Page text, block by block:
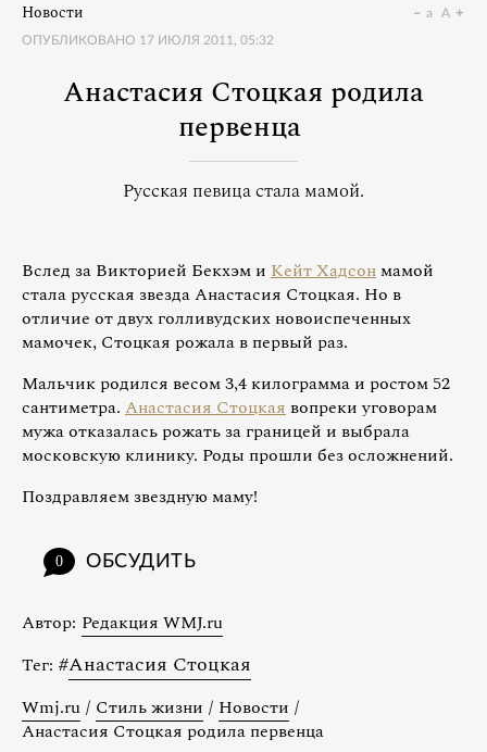
Новости
ОПУБЛИКОВАНО 17 ИЮЛЯ 2011, 05:32
a A
Анастасия Стоцкая родила
первенца
Русская певица стала мамой.
Вслед за Викторией Бекхэм и Кейт Хадсонмамой
стала русская звезда Анастасия Стоцкая. Но в
отличие от двух голливудских новоиспеченных
мамочек, Стоцкая рожала в первый раз.
Мальчик родился весом 3,4 килограмма и ростом 52
сантиметра. Анастасия Стоцкая вопреки уговорам
мужа отказалась рожать за границей и выбрала
московскую клинику. Роды прошли без осложнений.
Поздравляем звездную маму!
0 ОБСУДИТЬ
Автор: Редакция WMJ.ru
Тег: #Анастасия Стоцкая
Wmj.ru / Стиль жизни / Новости /
Анастасия Стоцкая родила первенца